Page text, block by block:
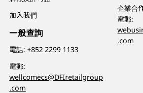
加入我們
一般查詢
電話:+852 2299 1133
電郵:
wellcomecs@DFIretailgroup
.com
企業合
電郵:
.com